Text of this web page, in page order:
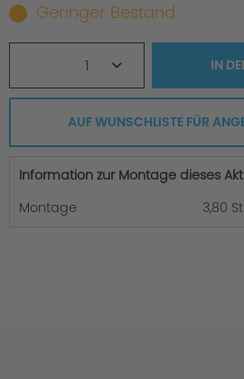
Geringer Bestand
1 IN
AUF WUNSCHLISTE FÜR
Information zur Montage dieses
Montage
3,80